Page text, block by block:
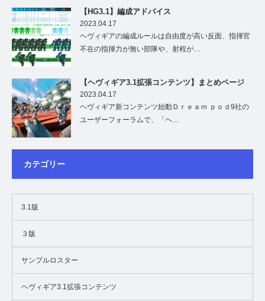
【HG3.1】編成アドバイス
2023.04.17
ヘヴィギアの編成ルールは自由度が高い反面、指揮官
不在の指揮力が無い部隊や、射程が…
【ヘヴィギア3.1拡張コンテンツ】まとめページ
2023.04.17
ヘヴィギア新コンテンツ始動Ｄｒｅａｍ ｐｏｄ9社の
ユーザーフォーラムで、「ヘ…
カテゴリー
3.1版
３版
サンプルロスター
ヘヴィギア3.1拡張コンテンツ